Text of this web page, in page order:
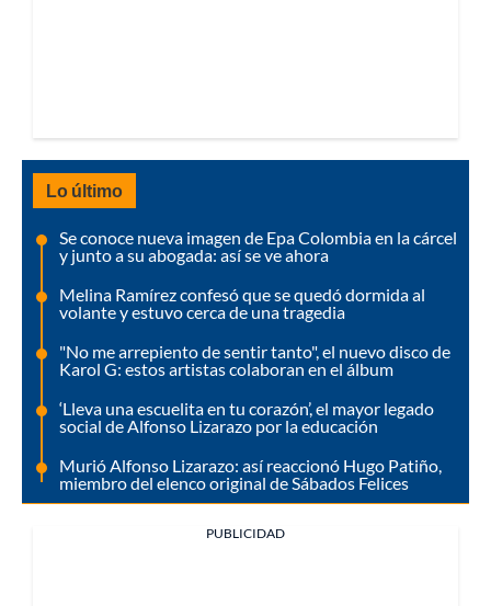
Lo último
Se conoce nueva imagen de Epa Colombia en la cárcel
y junto a su abogada: así se ve ahora
Melina Ramírez confesó que se quedó dormida al
volante y estuvo cerca de una tragedia
"No me arrepiento de sentir tanto", el nuevo disco de
Karol G: estos artistas colaboran en el álbum
‘Lleva una escuelita en tu corazón’, el mayor legado
social de Alfonso Lizarazo por la educación
Murió Alfonso Lizarazo: así reaccionó Hugo Patiño,
miembro del elenco original de Sábados Felices
PUBLICIDAD